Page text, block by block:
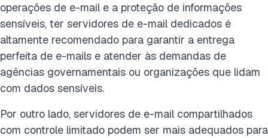
operações de e-mail e a proteção de informações
sensíveis, ter servidores de e-mail dedicados é
altamente recomendado para garantir a entrega
perfeita de e-mails e atender às demandas de
agências governamentais ou organizações que lidam
com dados sensíveis.
Por outro lado, servidores de e-mail compartilhados
com controle limitado podem ser mais adequados para